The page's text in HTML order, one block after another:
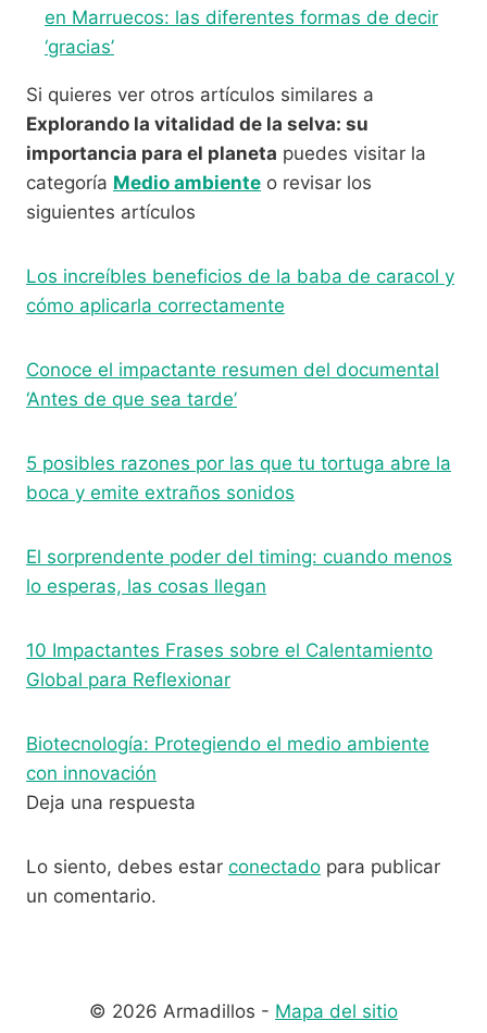
en Marruecos: las diferentes formas de decir
‘gracias’
Si quieres ver otros artículos similares a
Explorando la vitalidad de la selva: su
importancia para el planeta puedes visitar la
categoría Medio ambiente o revisar los
siguientes artículos
Los increíbles beneficios de la baba de caracol y
cómo aplicarla correctamente
Conoce el impactante resumen del documental
‘Antes de que sea tarde’
5 posibles razones por las que tu tortuga abre la
boca y emite extraños sonidos
El sorprendente poder del timing: cuando menos
lo esperas, las cosas llegan
10 Impactantes Frases sobre el Calentamiento
Global para Reflexionar
Biotecnología: Protegiendo el medio ambiente
con innovación
Deja una respuesta
Lo siento, debes estar conectado para publicar
un comentario.
© 2026 Armadillos - Mapa del sitio